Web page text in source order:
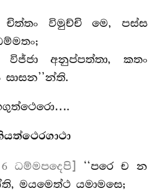
චිත්තං විමුච්චි මෙ, පස්ස
අනුප්පත්තා, කතං
ධම්මපදෙපි]
‘‘පරෙ ච න
මයමෙත්ථ යමාමසෙ;